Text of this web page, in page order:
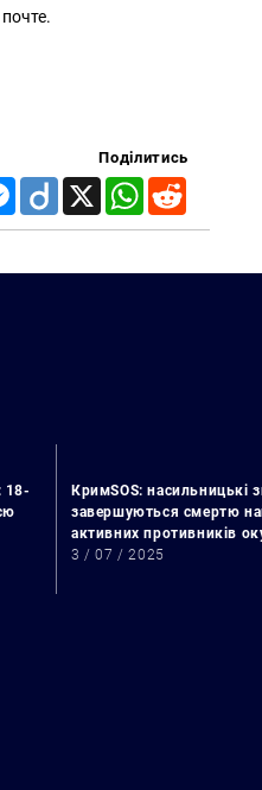
Поділитись
Messenger
Diigo X WhatsApp
18-
КримSOS: насильницькі
завершуються смертю
активних противників
3 / 07 / 2025